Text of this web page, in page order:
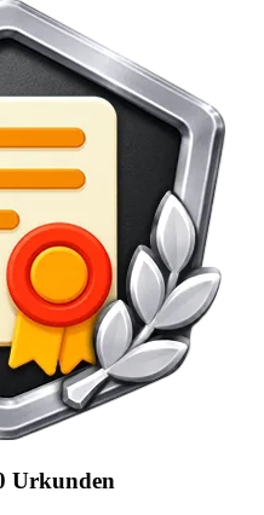
Urkunden